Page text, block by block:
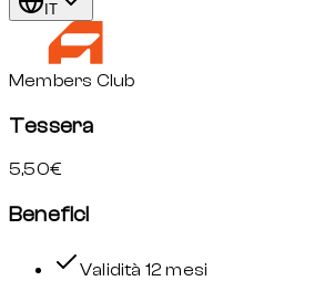
IT
Members Club
Tessera
5,50€
Benefici
Validità 12 mesi